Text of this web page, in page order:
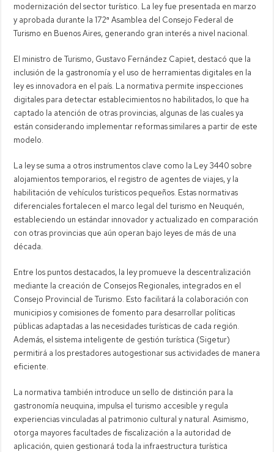
modernización del sector turístico. La ley fue presentada en marzo
y aprobada durante la 172ª Asamblea del Consejo Federal de
Turismo en Buenos Aires, generando gran interés a nivel nacional.
El ministro de Turismo, Gustavo Fernández Capiet, destacó que la
inclusión de la gastronomía y el uso de herramientas digitales en la
ley es innovadora en el país. La normativa permite inspecciones
digitales para detectar establecimientos no habilitados, lo que ha
captado la atención de otras provincias, algunas de las cuales ya
están considerando implementar reformas similares a partir de este
modelo.
La ley se suma a otros instrumentos clave como la Ley 3440 sobre
alojamientos temporarios, el registro de agentes de viajes, y la
habilitación de vehículos turísticos pequeños. Estas normativas
diferenciales fortalecen el marco legal del turismo en Neuquén,
estableciendo un estándar innovador y actualizado en comparación
con otras provincias que aún operan bajo leyes de más de una
década.
Entre los puntos destacados, la ley promueve la descentralización
mediante la creación de Consejos Regionales, integrados en el
Consejo Provincial de Turismo. Esto facilitará la colaboración con
municipios y comisiones de fomento para desarrollar políticas
públicas adaptadas a las necesidades turísticas de cada región.
Además, el sistema inteligente de gestión turística (Sigetur)
permitirá a los prestadores autogestionar sus actividades de manera
eficiente.
La normativa también introduce un sello de distinción para la
gastronomía neuquina, impulsa el turismo accesible y regula
experiencias vinculadas al patrimonio cultural y natural. Asimismo,
otorga mayores facultades de fiscalización a la autoridad de
aplicación, quien gestionará toda la infraestructura turística